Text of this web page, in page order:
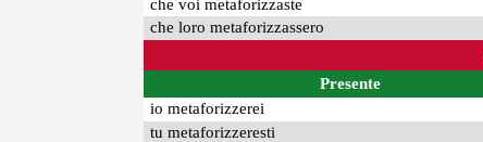
che voi metaforizzaste
che loro metaforizzassero
Presente
io metaforizzerei
tu metaforizzeresti